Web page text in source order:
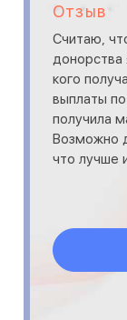
Отзыв
Считаю,
донорства
кого
выплаты
получила
Возможно
что лучше